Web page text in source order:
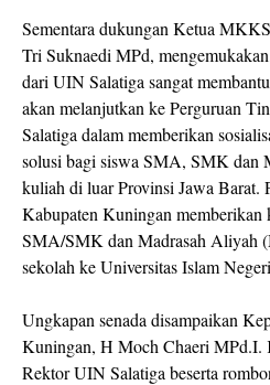
Sementara dukungan Ketua
Tri Suknaedi MPd,
dari UIN Salatiga sangat
akan melanjutkan ke Perguruan
Salatiga dalam memberikan
solusi bagi siswa SMA, SMK dan
kuliah di luar Provinsi Jawa
Kabupaten Kuningan memberikan
SMA/SMK dan Madrasah Aliyah
sekolah ke Universitas Islam
Ungkapan senada disampaikan
Kuningan, H Moch Chaeri MPd.I.
Rektor UIN Salatiga beserta